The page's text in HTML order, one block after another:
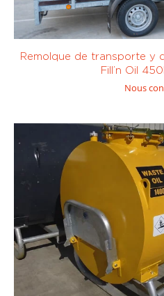
Sur
eléctrica
centrífuga(0)
Sur
> 400
l/min
Remolque de transporte y
Fill’n Oil
Nous